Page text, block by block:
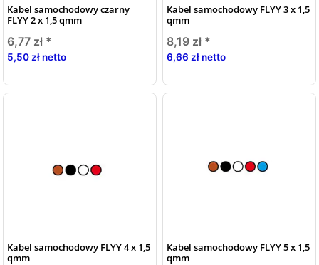
Kabel samochodowy czarny
FLYY 2 x 1,5 qmm
6,77 zł *
5,50 zł netto
Kabel samochodowy FLYY 3 x 1,5
qmm
8,19 zł *
6,66 zł netto
Kabel samochodowy FLYY 4 x 1,5
qmm
Kabel samochodowy FLYY 5 x 1,5
qmm